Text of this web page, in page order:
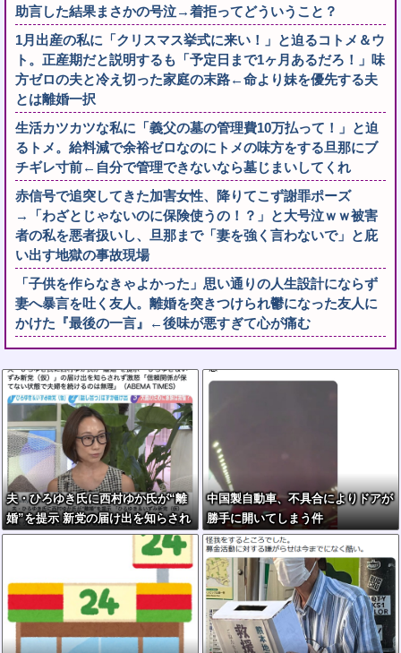
助言した結果まさかの号泣→着拒ってどういうこと？
1月出産の私に「クリスマス挙式に来い！」と迫るコトメ＆ウ
ト。正産期だと説明するも「予定日まで1ヶ月あるだろ！」味
方ゼロの夫と冷え切った家庭の末路←命より妹を優先する夫
とは離婚一択
生活カツカツな私に「義父の墓の管理費10万払って！」と迫
るトメ。給料減で余裕ゼロなのにトメの味方をする旦那にブ
チギレ寸前←自分で管理できないなら墓じまいしてくれ
赤信号で追突してきた加害女性、降りてこず謝罪ポーズ
→「わざとじゃないのに保険使うの！？」と大号泣ｗｗ被害
者の私を悪者扱いし、旦那まで「妻を強く言わないで」と庇
い出す地獄の事故現場
「子供を作らなきゃよかった」思い通りの人生設計にならず
妻へ暴言を吐く友人。離婚を突きつけられ鬱になった友人に
かけた『最後の一言』←後味が悪すぎて心が痛む
夫・ひろゆき氏に西村ゆか氏が“離
婚”を提示 新党の届け出を知らされ
ず激怒「信頼関係が保てず夫婦を続
中国製自動車、不具合によりドアが
勝手に開いてしまう件